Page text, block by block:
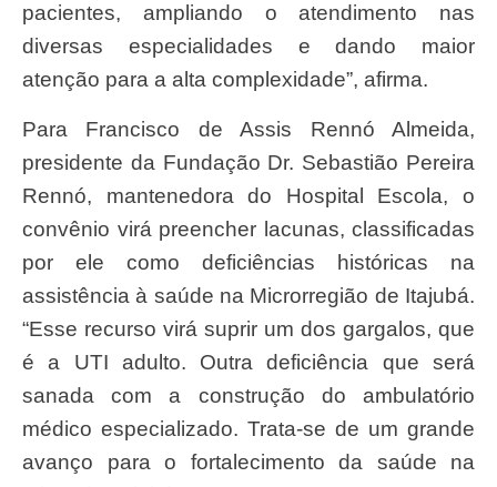
pacientes, ampliando o atendimento nas
diversas especialidades e dando maior
atenção para a alta complexidade”, afirma.
Para Francisco de Assis Rennó Almeida,
presidente da Fundação Dr. Sebastião Pereira
Rennó, mantenedora do Hospital Escola, o
convênio virá preencher lacunas, classificadas
por ele como deficiências históricas na
assistência à saúde na Microrregião de Itajubá.
“Esse recurso virá suprir um dos gargalos, que
é a UTI adulto. Outra deficiência que será
sanada com a construção do ambulatório
médico especializado. Trata-se de um grande
avanço para o fortalecimento da saúde na